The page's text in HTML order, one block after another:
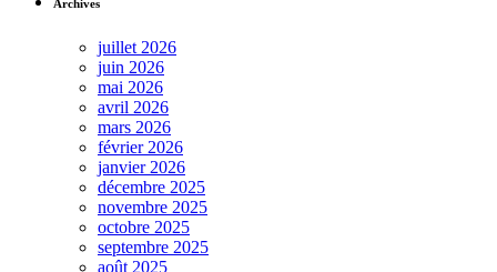
Archives
juillet 2026
juin 2026
mai 2026
avril 2026
mars 2026
février 2026
janvier 2026
décembre 2025
novembre 2025
octobre 2025
septembre 2025
août 2025